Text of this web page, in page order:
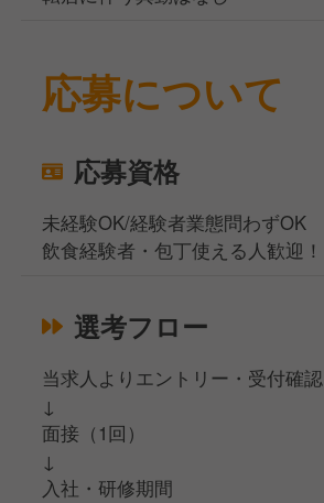
応募について
応募資格
未経験OK/経験者業態問わずOK
飲食経験者・包丁使える人歓迎！
選考フロー
当求人よりエントリー・受付確認
↓
面接（1回）
↓
入社・研修期間